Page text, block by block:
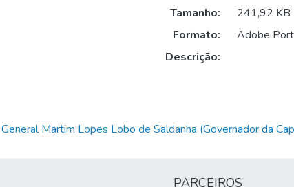
Tamanho:
241,92 KB
Formato:
Adobe
Descrição:
Martim Lopes Lobo de Saldanha (Governador da
PARCEIROS